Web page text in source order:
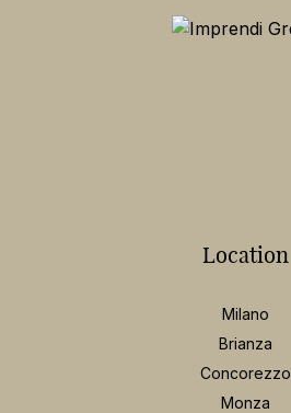
Location
Milano
Brianza
Concorezzo
Monza